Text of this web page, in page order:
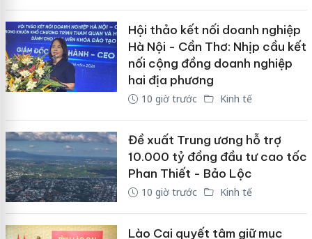
Hội thảo kết nối doanh nghiệp
Hà Nội - Cần Thơ: Nhịp cầu kết
nối cộng đồng doanh nghiệp
hai địa phương
10 giờ trước Kinh tế
Đề xuất Trung ương hỗ trợ
10.000 tỷ đồng đầu tư cao tốc
Phan Thiết - Bảo Lộc
10 giờ trước Kinh tế
Lào Cai quyết tâm giữ mục